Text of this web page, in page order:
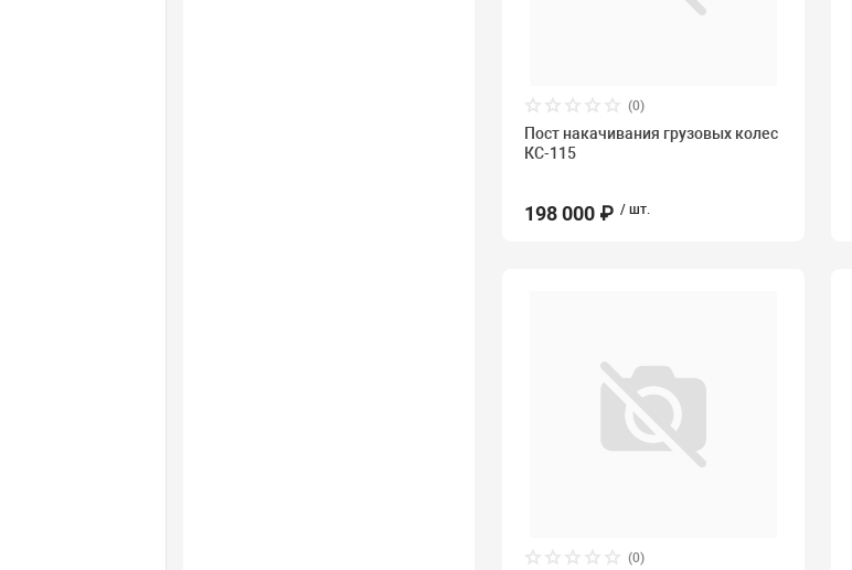
(0)
Пост накачивания грузовых колес
КС-115
198 000 ₽ / шт.
(0)